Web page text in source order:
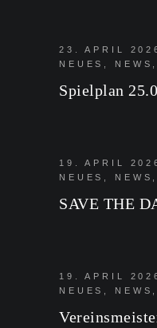
23. APRIL
NEUES
NEWS
Spielplan
19. APRIL
NEUES
NEWS
SAVE THE
19. APRIL
NEUES
NEWS